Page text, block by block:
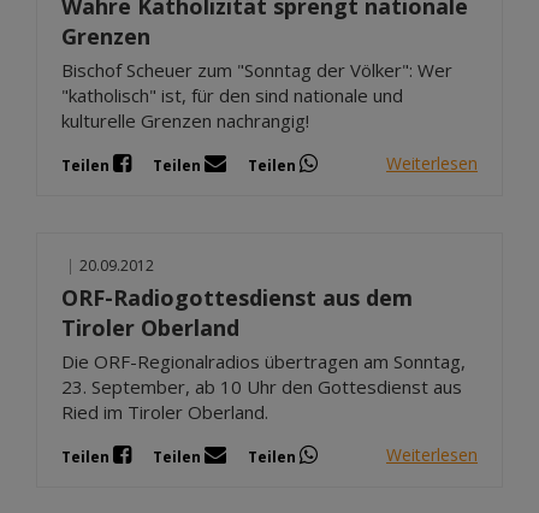
Grenzen
Bischof Scheuer zum "Sonntag der Völker": Wer
"katholisch" ist, für den sind nationale und
kulturelle Grenzen nachrangig!
Teilen Teilen Teilen Weiterlesen
| 20.09.2012
ORF-Radiogottesdienst aus dem
Tiroler Oberland
Die ORF-Regionalradios übertragen am Sonntag,
23. September, ab 10 Uhr den Gottesdienst aus
Ried im Tiroler Oberland.
Teilen Teilen Teilen Weiterlesen